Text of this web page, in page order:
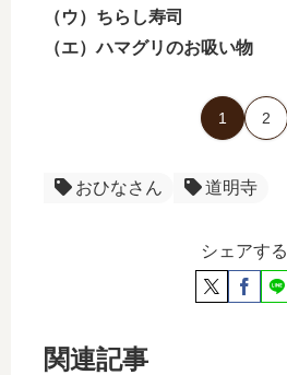
（ウ）ちらし寿司
（エ）ハマグリのお吸い物
1 2
おひなさん 道明寺
シェアする
関連記事